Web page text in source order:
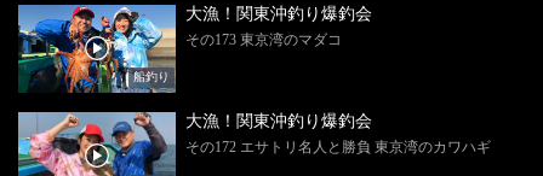
船釣り
大漁！関東沖釣り爆釣会
その173 東京湾のマダコ
大漁！関東沖釣り爆釣会
その172 エサトリ名人と勝負 東京湾のカワハギ